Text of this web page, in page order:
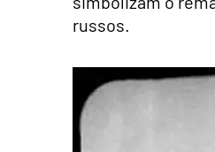
russos.